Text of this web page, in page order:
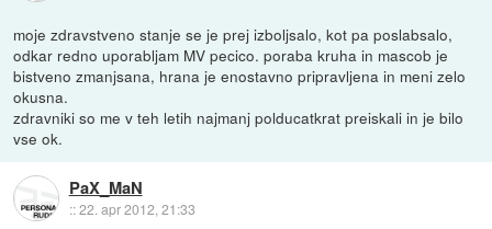
moje zdravstveno stanje se je prej izboljsalo, kot pa poslabsalo,
odkar redno uporabljam MV pecico. poraba kruha in mascob je
bistveno zmanjsana, hrana je enostavno pripravljena in meni zelo
okusna.
zdravniki so me v teh letih najmanj polducatkrat preiskali in je bilo
vse ok.
PaX_MaN
::22. apr 2012, 21:33